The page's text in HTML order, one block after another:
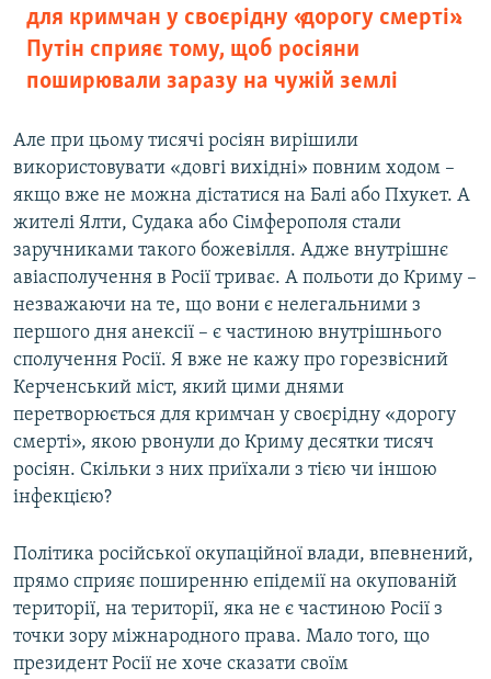
для кримчан у своєрідну «дорогу смерті».
Путін сприяє тому, щоб росіяни
поширювали заразу на чужій землі
Але при цьому тисячі росіян вирішили
використовувати «довгі вихідні» повним ходом –
якщо вже не можна дістатися на Балі або Пхукет. А
жителі Ялти, Судака або Сімферополя стали
заручниками такого божевілля. Адже внутрішнє
авіасполучення в Росії триває. А польоти до Криму –
незважаючи на те, що вони є нелегальними з
першого дня анексії – є частиною внутрішнього
сполучення Росії. Я вже не кажу про горезвісний
Керченський міст, який цими днями
перетворюється для кримчан у своєрідну «дорогу
смерті», якою рвонули до Криму десятки тисяч
росіян. Скільки з них приїхали з тією чи іншою
інфекцією?
Політика російської окупаційної влади, впевнений,
прямо сприяє поширенню епідемії на окупованій
території, на території, яка не є частиною Росії з
точки зору міжнародного права. Мало того, що
президент Росії не хоче сказати своїм